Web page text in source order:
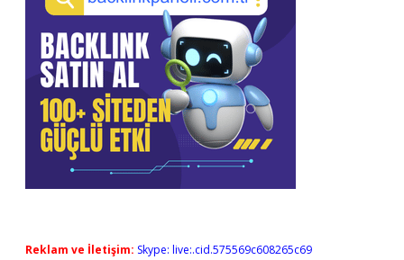
Reklam ve İletişim: Skype: live:.cid.575569c608265c69